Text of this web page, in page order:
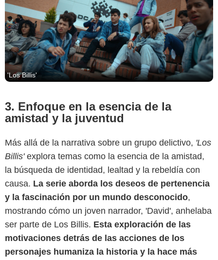
'Los Billis'
3. Enfoque en la esencia de la
amistad y la juventud
Más allá de la narrativa sobre un grupo delictivo, 'Los
Billis' explora temas como la esencia de la amistad,
la búsqueda de identidad, lealtad y la rebeldía con
causa. La serie aborda los deseos de pertenencia
y la fascinación por un mundo desconocido,
mostrando cómo un joven narrador, 'David', anhelaba
ser parte de Los Billis. Esta exploración de las
motivaciones detrás de las acciones de los
personajes humaniza la historia y la hace más
Prime Video